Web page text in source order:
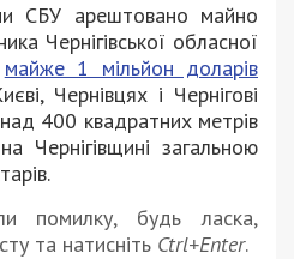
СБУ арештовано майно
Чернігівської обласної
майже 1 мільйон доларів
Чернівцях і Чернігові
400 квадратних метрів
Чернігівщині загальною
помилку, будь ласка,
та натисніть Ctrl+Enter.